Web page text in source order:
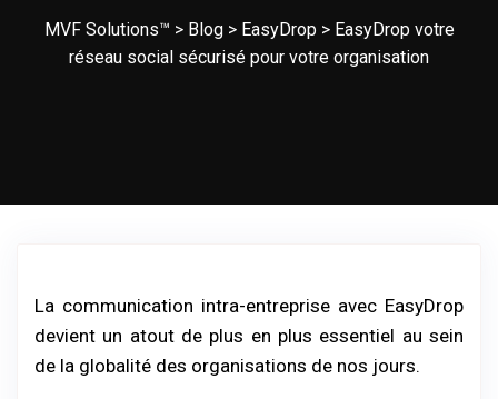
MVF Solutions™ > Blog> EasyDrop > EasyDrop votre
réseau social sécurisé pour votre organisation
La communication intra-entreprise avec EasyDrop
devient un atout de plus en plus essentiel au sein
de la globalité des organisations de nos jours.